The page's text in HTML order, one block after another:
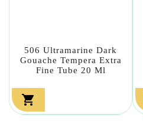
506 Ultramarine Dark
Gouache Tempera Extra
Fine Tube 20 Ml
